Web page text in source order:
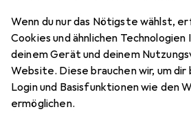
Wenn du nur das Nötigste wählst,
Cookies und ähnlichen
deinem Gerät und deinem
Website. Diese brauchen wir, um dir
Login und Basisfunktionen wie den
ermöglichen.
EUR
2,92 bei 2 Stück
Wedo Lineal aus
30 cm, Kunststoff
Bewertung für Wedo